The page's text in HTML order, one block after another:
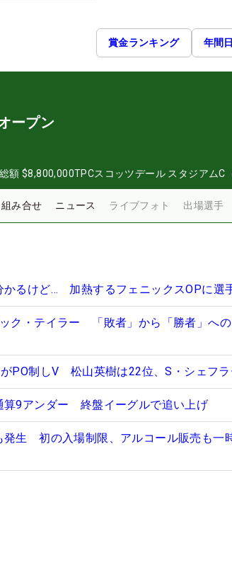
賞金ランキング 年間
ープン
額 $8,800,000TPCスコッツデール スタジアムC
組み合せ ニュース ライブフォト 出場選手
かるけど… 加熱するフェニックスOPに選
ク・テイラー 「敗者」から「勝者」へ
PO制しV 松山英樹は22位、S・シェフ
算9アンダー 終盤イーグルで追い上げ
発生 初の入場制限、アルコール販売も一